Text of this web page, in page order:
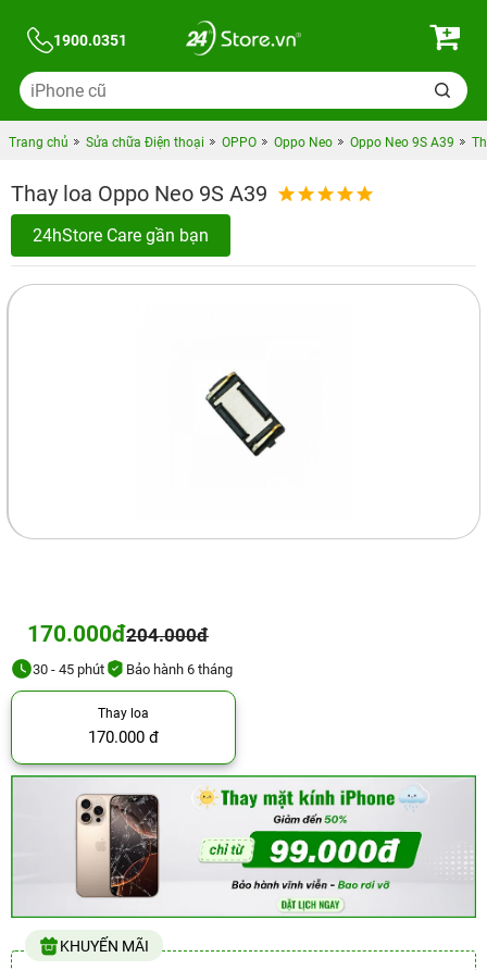
1900.0351
Trang chủ Sửa chữa Điện thoại OPPO Oppo Neo Oppo Neo 9S A39
Thay loa Oppo Neo 9S A39
24hStore Care gần bạn
170.000đ204.000đ
30 - 45 phút Bảo hành 6 tháng
Thay loa
170.000 đ
KHUYẾN MÃI